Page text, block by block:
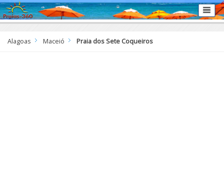
Alagoas Maceió Praia dos Sete Coqueiros